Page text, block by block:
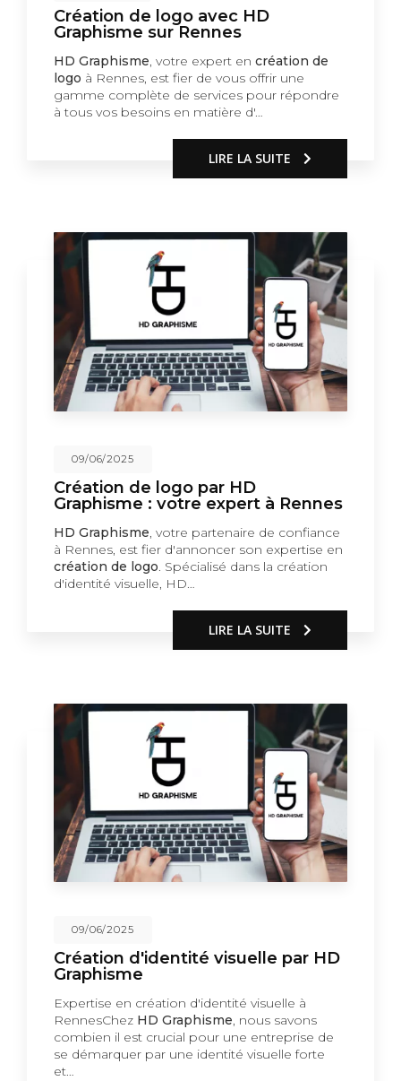
Création de logo avec HD
Graphisme sur Rennes
HD Graphisme, votre expert en création de
logo à Rennes, est fier de vous offrir une
gamme complète de services pour répondre
à tous vos besoins en matière d'…
LIRE LA SUITE
09/06/2025
Création de logo par HD
Graphisme : votre expert à Rennes
HD Graphisme, votre partenaire de confiance
à Rennes, est fier d'annoncer son expertise en
création de logo. Spécialisé dans la création
d'identité visuelle, HD…
LIRE LA SUITE
09/06/2025
Création d'identité visuelle par HD
Graphisme
Expertise en création d'identité visuelle à
RennesChez HD Graphisme, nous savons
combien il est crucial pour une entreprise de
se démarquer par une identité visuelle forte
et…